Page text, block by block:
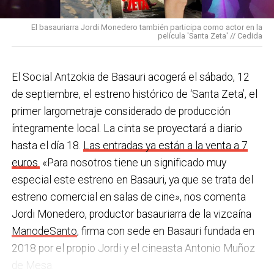
con programas de envejecimiento activo, actividades
en los centros de personas mayores e iniciativas para
combatir la brecha digital. Además, este año se ha
y, a principios del año que viene, se comenzarán a
prestar los servicios de atención diurna y viviendas
comunitarias.
En las últimas semanas la actualidad municipal ha
estado marcada por las investigaciones sobre
presuntas irregularidades urbanísticas . ¿Cómo
está afrontando el equipo de gobierno esta
situación y qué mensaje trasladarías a la
ciudadanía?Los hechos denunciados son graves y
nos corresponde aclarar si han existido irregularidades
con el mayor rigor y transparencia, así como
pulseras de aviso de temperatura pitando al unísono,
una acción que los sindicatos tachan de negligente y
contraria al propio plan de emergencias de la
Sin soluciones reales
Ante la falta de soluciones en las reuniones del
comité, los representantes de los trabajadores
advirtieron a la dirección con elevar los hechos a la
Inspección de Trabajo. Aunque inicialmente
percibieron un amago de cambio de actitud, la parte
social lamenta que las medidas adoptadas ante las
nuevas alertas meteorológicas han sido meramente
«testimoniales, esporádicas y centradas en
aparentar», sin llegar a aplicar soluciones reales ni
efectivas en los puestos de mayor exposición.
El basauriarra Jordi Monedero también participa como actor en la
película 'Santa Zeta' // Cedida
El Social Antzokia de Basauri acogerá el sábado, 12
de septiembre, el estreno histórico de ‘Santa Zeta’, el
primer largometraje considerado de producción
íntegramente local. La cinta se proyectará a diario
hasta el día 18. Las entradas ya están a la venta a 7
euros. «Para nosotros tiene un significado muy
especial este estreno en Basauri, ya que se trata del
estreno comercial en salas de cine», nos comenta
Jordi Monedero, productor basauriarra de la vizcaína
ManodeSanto, firma con sede en Basauri fundada en
2018 por el propio Jordi y el cineasta Antonio Muñoz